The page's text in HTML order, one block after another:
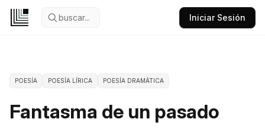
buscar... Iniciar Sesión
POESÍA POESÍA LÍRICA POESÍA DRAMÁTICA
Fantasma de un pasado